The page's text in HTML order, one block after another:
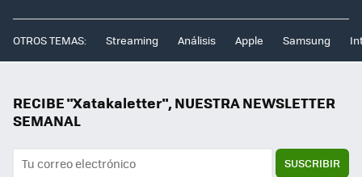
OTROS TEMAS: Streaming Análisis Apple Samsung
RECIBE "Xatakaletter", NUESTRA NEWSLETTER
SEMANAL
SUSCRIBIR